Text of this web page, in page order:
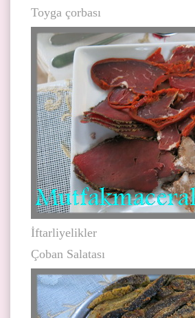
Toyga çorbası
İftarliyelikler
Çoban Salatası